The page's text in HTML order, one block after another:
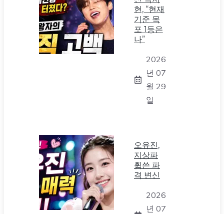
현, “현재
기준 목
포 1등은
나”
2026
년 07
월 29
일
오유진,
지상파
휩쓴 파
격 변신
2026
년 07